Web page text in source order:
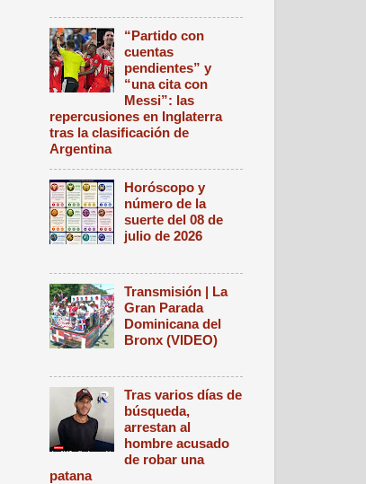
“Partido con
cuentas
pendientes” y
“una cita con
Messi”: las
repercusiones en Inglaterra
tras la clasificación de
Argentina
Horóscopo y
número de la
suerte del 08 de
julio de 2026
Transmisión | La
Gran Parada
Dominicana del
Bronx (VIDEO)
Tras varios días de
búsqueda,
arrestan al
hombre acusado
de robar una
patana